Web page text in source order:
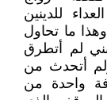
للدينين
ما تحاول
لم أتطرق
أتحدث من
واحدة من